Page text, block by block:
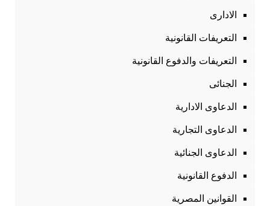
الادارى
التعريفات القانونية
التعريفات والدفوع القانونية
الجنائى
الدعاوى الادارية
الدعاوى التجارية
الدعاوى الجنائية
الدفوع القانونية
القوانين المصرية